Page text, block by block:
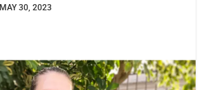
MAY 30, 2023